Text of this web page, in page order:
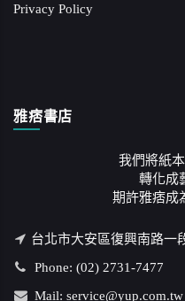
Privacy Policy
雅痞書店
我們將紙
轉化成
期許雅痞成
台北市大安區復興南路一
Phone: (02) 2731-7477
Mail: service@yup.com.tw